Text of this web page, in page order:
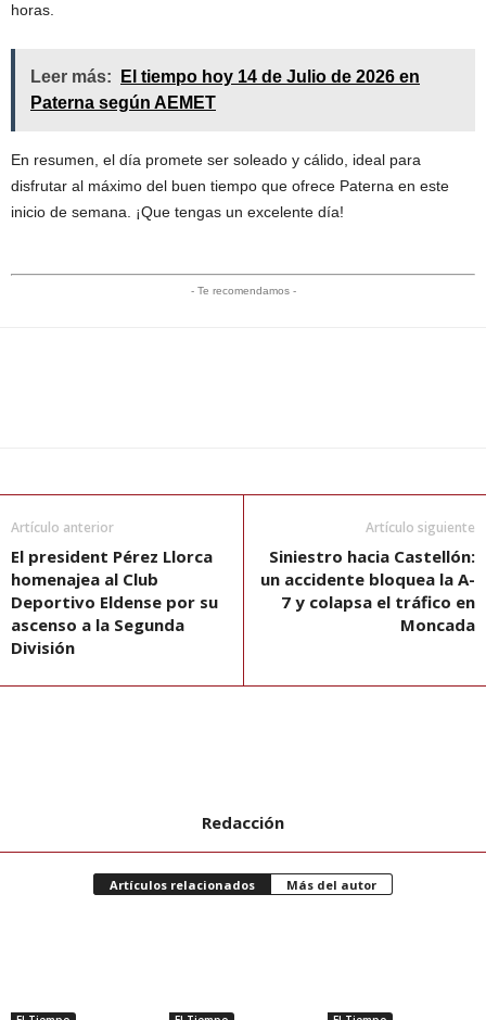
horas.
Leer más:
El tiempo hoy 14 de Julio de 2026 en
Paterna según AEMET
En resumen, el día promete ser soleado y cálido, ideal para
disfrutar al máximo del buen tiempo que ofrece Paterna en este
inicio de semana. ¡Que tengas un excelente día!
- Te recomendamos -
Artículo anterior
El president Pérez Llorca
homenajea al Club
Deportivo Eldense por su
ascenso a la Segunda
División
Artículo siguiente
Siniestro hacia Castellón:
un accidente bloquea la A-
7 y colapsa el tráfico en
Moncada
Redacción
Artículos relacionados Más del autor